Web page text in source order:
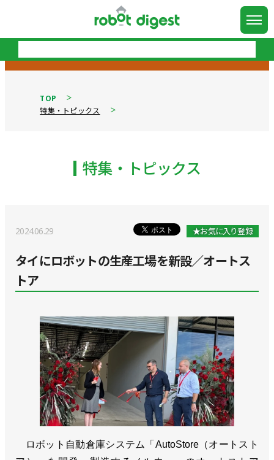
TOP
特集・トピックス
特集・トピックス
2024.06.29 ★お気に入り登録
タイにロボットの生産工場を新設／オートス
トア
ロボット自動倉庫システム「AutoStore（オートスト